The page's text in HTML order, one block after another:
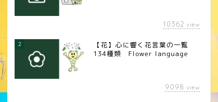
10362 view
2
【花】心に響く花言葉の一覧
134種類 Flower language
9098 view